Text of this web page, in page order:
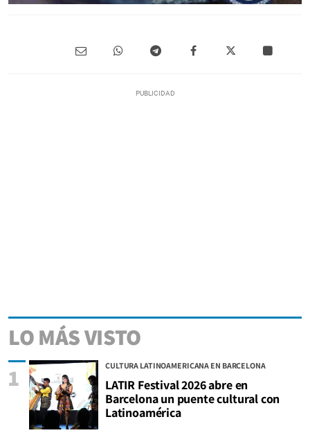
LO MÁS VISTO
CULTURA LATINOAMERICANA EN BARCELONA
LATIR Festival 2026 abre en
Barcelona un puente cultural con
Latinoamérica
1